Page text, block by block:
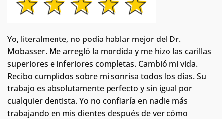
Yo, literalmente, no podía hablar mejor del Dr.
Mobasser. Me arregló la mordida y me hizo las carillas
superiores e inferiores completas. Cambió mi vida.
Recibo cumplidos sobre mi sonrisa todos los días. Su
trabajo es absolutamente perfecto y sin igual por
cualquier dentista. Yo no confiaría en nadie más
trabajando en mis dientes después de ver cómo